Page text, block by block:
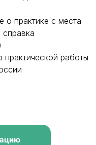
практике с места
работы